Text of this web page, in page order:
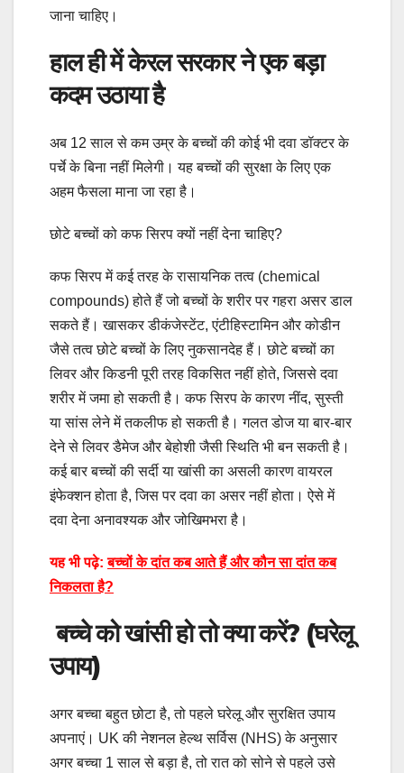
जाना चाहिए।
हाल ही में केरल सरकार ने एक बड़ा
कदम उठाया है
अब 12 साल से कम उम्र के बच्चों की कोई भी दवा डॉक्टर के
पर्चे के बिना नहीं मिलेगी। यह बच्चों की सुरक्षा के लिए एक
अहम फैसला माना जा रहा है।
छोटे बच्चों को कफ सिरप क्यों नहीं देना चाहिए?
कफ सिरप में कई तरह के रासायनिक तत्व (chemical
compounds) होते हैं जो बच्चों के शरीर पर गहरा असर डाल
सकते हैं। खासकर डीकंजेस्टेंट, एंटीहिस्टामिन और कोडीन
जैसे तत्व छोटे बच्चों के लिए नुकसानदेह हैं। छोटे बच्चों का
लिवर और किडनी पूरी तरह विकसित नहीं होते, जिससे दवा
शरीर में जमा हो सकती है। कफ सिरप के कारण नींद, सुस्ती
या सांस लेने में तकलीफ हो सकती है। गलत डोज या बार-बार
देने से लिवर डैमेज और बेहोशी जैसी स्थिति भी बन सकती है।
कई बार बच्चों की सर्दी या खांसी का असली कारण वायरल
इंफेक्शन होता है, जिस पर दवा का असर नहीं होता। ऐसे में
दवा देना अनावश्यक और जोखिमभरा है।
यह भी पढ़े: बच्चों के दांत कब आते हैं और कौन सा दांत कब
निकलता है?
बच्चे को खांसी हो तो क्या करें? (घरेलू
उपाय)
अगर बच्चा बहुत छोटा है, तो पहले घरेलू और सुरक्षित उपाय
अपनाएं। UK की नेशनल हेल्थ सर्विस (NHS) के अनुसार
अगर बच्चा 1 साल से बड़ा है, तो रात को सोने से पहले उसे